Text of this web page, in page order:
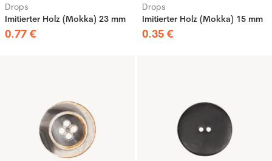
Drops
Imitierter Holz (Mokka) 23 mm
0.77 €
Drops
Imitierter Holz (Mokka) 15 mm
0.35 €